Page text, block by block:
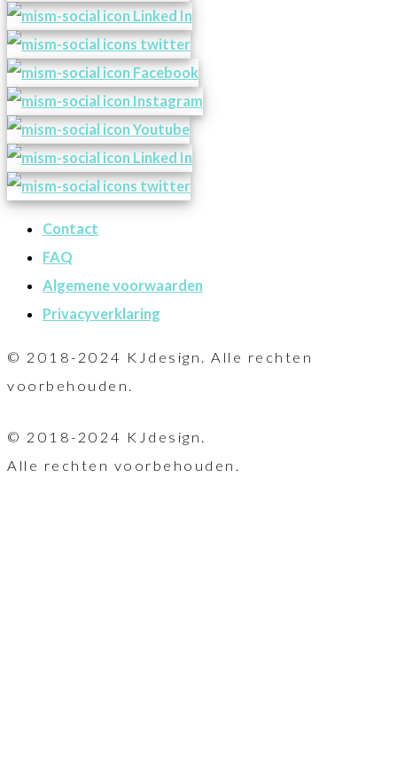
Contact
FAQ
Algemene voorwaarden
Privacyverklaring
© 2018-2024 KJdesign. Alle rechten
voorbehouden.
© 2018-2024 KJdesign.
Alle rechten voorbehouden.